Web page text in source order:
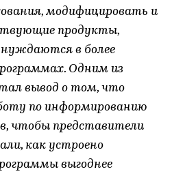
модифицировать и
продукты,
нуждаются в более
Одним из
вывод о том, что
по информированию
чтобы представители
как устроено
выгоднее